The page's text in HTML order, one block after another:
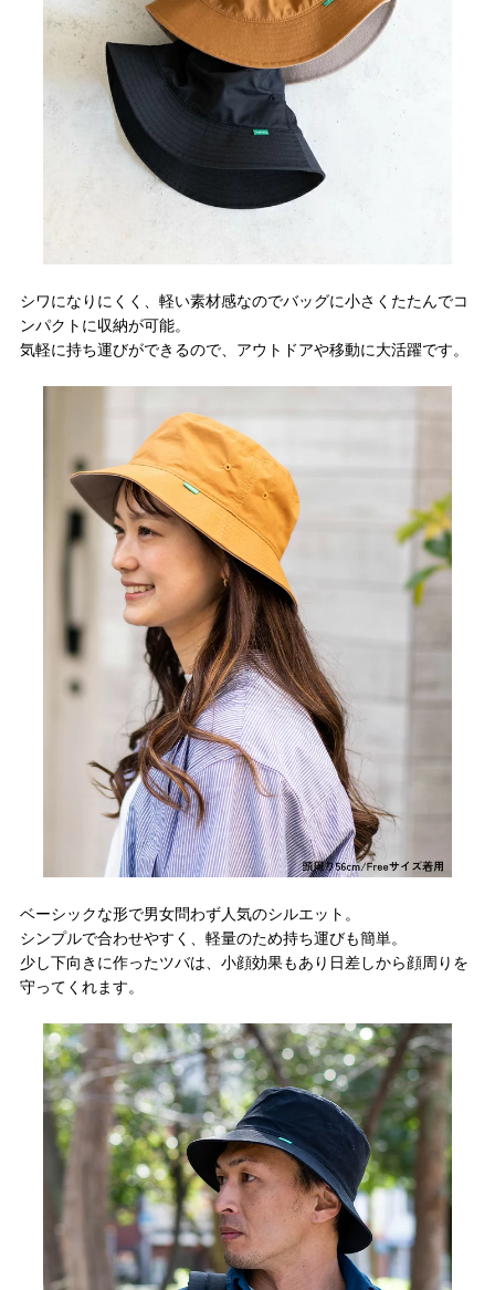
シワになりにくく、軽い素材感なのでバッグに小さくたたんでコ
ンパクトに収納が可能。
気軽に持ち運びができるので、アウトドアや移動に大活躍です。
ベーシックな形で男女問わず人気のシルエット。
シンプルで合わせやすく、軽量のため持ち運びも簡単。
少し下向きに作ったツバは、小顔効果もあり日差しから顔周りを
守ってくれます。